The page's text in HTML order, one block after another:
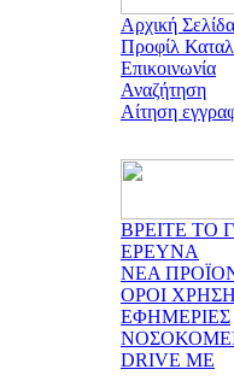
Αρχική Σελίδα
Προφίλ
Επικοινωνία
Αναζήτηση
Αίτηση
ΒΡΕΙΤΕ ΤΟ
ΕΡΕΥΝΑ
ΝΕΑ
ΟΡΟΙ
ΕΦΗΜΕΡΙΕΣ
DRIVE ME